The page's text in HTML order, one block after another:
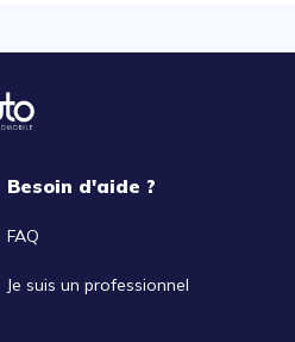
Besoin d'aide ?
FAQ
Je suis un professionnel